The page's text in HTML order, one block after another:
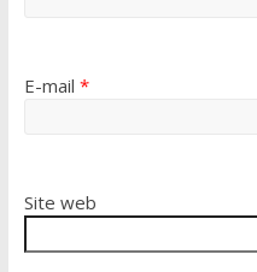
E-mail *
Site web